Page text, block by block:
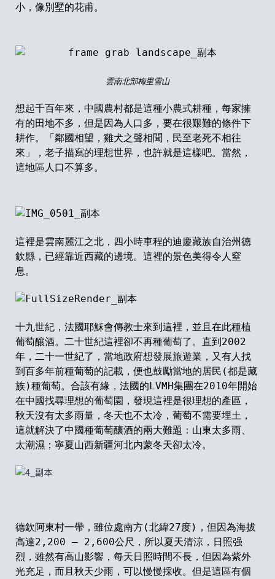
小 ， 像別墅的花甫。
雲南北部梅里雪山
想起千百年來 ， 中國農村都是這種小農式耕種 ， 每家擁
有的田地不多 ， 但是因為人口多 ， 要在很艱難的條件下
耕作。
「鄰國相望 ， 雞犬之聲相聞 ， 民至老死不相往
來 」， 老子描寫的理想世界 ， 也許就是這樣吧。當然 ，
這地區人口不算多。
這裡是雲南麗江之北 ， 四小時車程的迪慶藏族自治州德
欽縣 ， 已經靠近西藏的邊境。這裡的景色美得令人窒
息。
十九世紀 ， 法國耶穌會傳教士來到這裡 ， 並且在此種植
葡萄釀酒。二十世紀這裡卻不再種葡萄了。直到2002
年 ， 二十一世紀了 ， 當地政府想發展旅遊業 ， 又有人找
到百多年前種葡萄的記載 ， 便也鼓勵當地的居民(都是藏
族)種葡萄。合該有緣，法國的LVMH集團在2010年開始
在中國找尋理想的葡萄園 ， 發現這裡是很理想的產區 ，
秋天沒有太多雨量 ， 冬天也不太冷 ， 葡萄不需要埋土 ，
這就解決了中國種葡萄釀酒的兩大難題 ： 山東太多雨、
太潮濕；寧夏山西新疆河北内蒙冬天卻太冷。
德欽阿東村一帶，雖位處南方(北緯27度) ，但因為海拔
高達2,200 – 2,600公尺，所以夏天清涼，日照强
烈，雖然有高山影響，每天日照時間不長，但因為紫外
光充足，而且秋天少雨，可以慢慢採收。但是這區有個